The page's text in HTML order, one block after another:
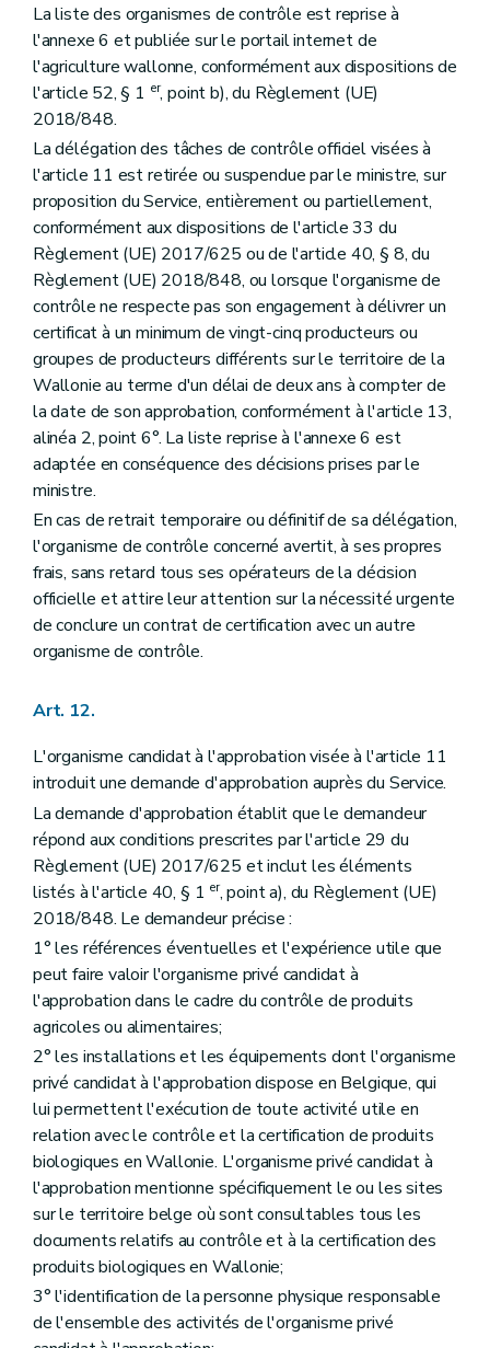
La liste des organismes de contrôle est reprise à
l'annexe 6 et publiée sur le portail internet de
l'agriculture wallonne, conformément aux dispositions de
l'article 52, § 1 er, point b), du Règlement (UE)
2018/848.
La délégation des tâches de contrôle officiel visées à
l'article 11 est retirée ou suspendue par le ministre, sur
proposition du Service, entièrement ou partiellement,
conformément aux dispositions de l'article 33 du
Règlement (UE) 2017/625 ou de l'article 40, § 8, du
Règlement (UE) 2018/848, ou lorsque l'organisme de
contrôle ne respecte pas son engagement à délivrer un
certificat à un minimum de vingt-cinq producteurs ou
groupes de producteurs différents sur le territoire de la
Wallonie au terme d'un délai de deux ans à compter de
la date de son approbation, conformément à l'article 13,
alinéa 2, point 6°. La liste reprise à l'annexe 6 est
adaptée en conséquence des décisions prises par le
ministre.
En cas de retrait temporaire ou définitif de sa délégation,
l'organisme de contrôle concerné avertit, à ses propres
frais, sans retard tous ses opérateurs de la décision
officielle et attire leur attention sur la nécessité urgente
de conclure un contrat de certification avec un autre
organisme de contrôle.
Art. 12.
L'organisme candidat à l'approbation visée à l'article 11
introduit une demande d'approbation auprès du Service.
La demande d'approbation établit que le demandeur
répond aux conditions prescrites par l'article 29 du
Règlement (UE) 2017/625 et inclut les éléments
listés à l'article 40, § 1 er, point a), du Règlement (UE)
2018/848. Le demandeur précise :
1° les références éventuelles et l'expérience utile que
peut faire valoir l'organisme privé candidat à
l'approbation dans le cadre du contrôle de produits
agricoles ou alimentaires;
2° les installations et les équipements dont l'organisme
privé candidat à l'approbation dispose en Belgique, qui
lui permettent l'exécution de toute activité utile en
relation avec le contrôle et la certification de produits
biologiques en Wallonie. L'organisme privé candidat à
l'approbation mentionne spécifiquement le ou les sites
sur le territoire belge où sont consultables tous les
documents relatifs au contrôle et à la certification des
produits biologiques en Wallonie;
3° l'identification de la personne physique responsable
de l'ensemble des activités de l'organisme privé